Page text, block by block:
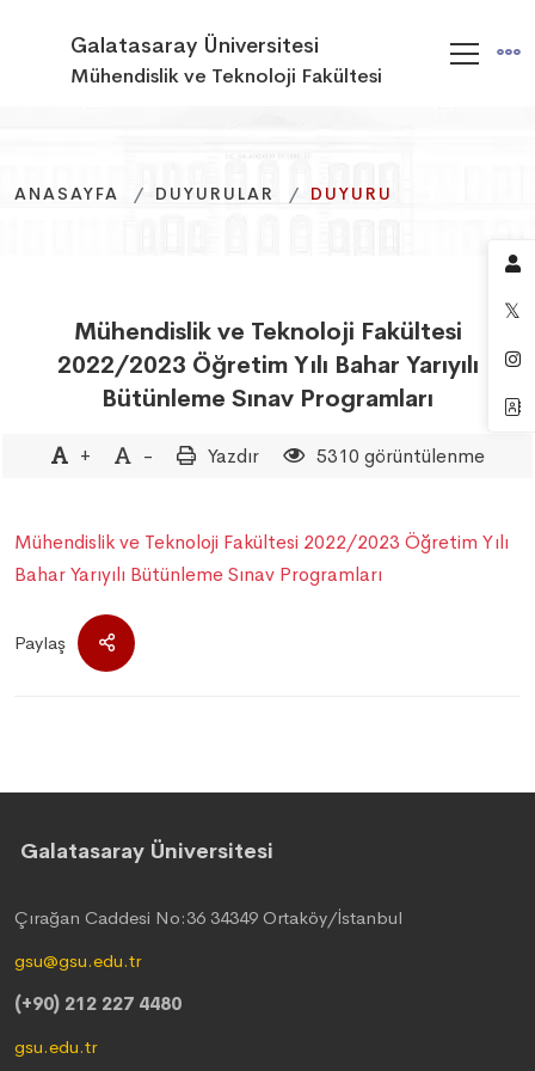
Galatasaray Üniversitesi
Mühendislik ve Teknoloji Fakültesi
ANASAYFA DUYURULAR DUYURU
ANASAYFA DUYURULAR DUYURU
ANASAYFA DUYURULAR DUYURU
Mühendislik ve Teknoloji Fakültesi
2022/2023 Öğretim Yılı Bahar Yarıyılı
Bütünleme Sınav Programları
+ - Yazdır 5310 görüntülenme
Mühendislik ve Teknoloji Fakültesi 2022/2023 Öğretim Yılı
Bahar Yarıyılı Bütünleme Sınav Programları
Paylaş
Galatasaray Üniversitesi
Çırağan Caddesi No:36 34349 Ortaköy/İstanbul
gsu@gsu.edu.tr
(+90) 212 227 4480
gsu.edu.tr